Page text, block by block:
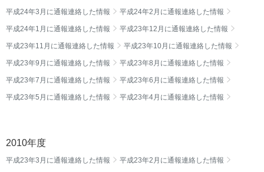
平成24年3月に通報連絡した情報 平成24年2月に通報連絡した情報
平成24年1月に通報連絡した情報 平成23年12月に通報連絡した情報
平成23年11月に通報連絡した情報 平成23年10月に通報連絡した情報
平成23年9月に通報連絡した情報 平成23年8月に通報連絡した情報
平成23年7月に通報連絡した情報 平成23年6月に通報連絡した情報
平成23年5月に通報連絡した情報 平成23年4月に通報連絡した情報
2010年度
平成23年3月に通報連絡した情報 平成23年2月に通報連絡した情報